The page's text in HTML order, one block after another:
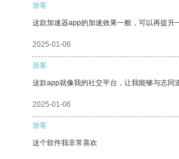
游客
这款加速器app的加速效果一般，可以再提升
2025-01-06
游客
这款app就像我的社交平台，让我能够与志同
2025-01-06
游客
这个软件我非常喜欢